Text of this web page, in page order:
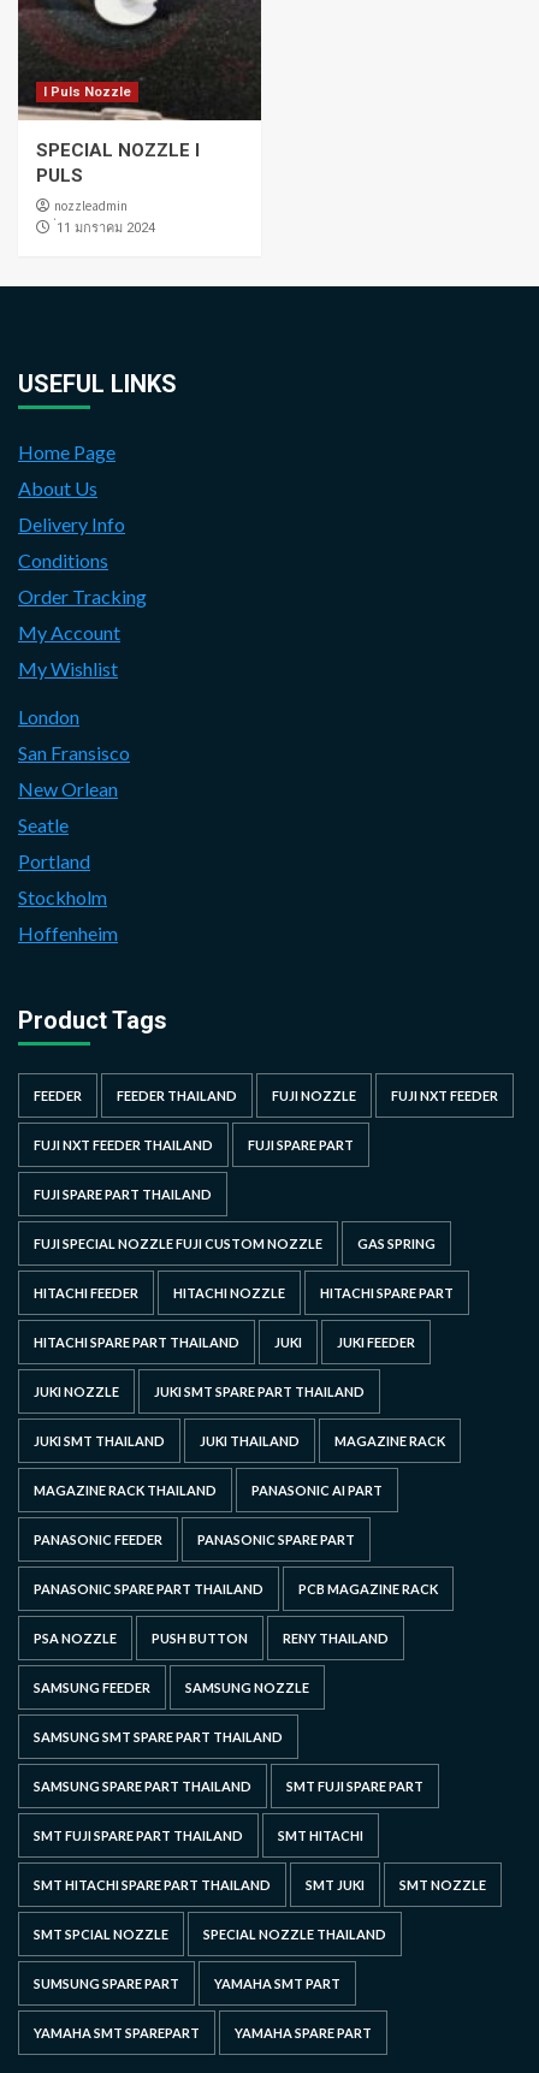
I Puls Nozzle
SPECIAL NOZZLE I
PULS
nozzleadmin
่11 มกราคม 2024
USEFUL LINKS
Home Page
About Us
Delivery Info
Conditions
Order Tracking
My Account
My Wishlist
London
San Fransisco
New Orlean
Seatle
Portland
Stockholm
Hoffenheim
Product Tags
FEEDER FEEDER THAILAND FUJI NOZZLE FUJI NXT FEEDER
FUJI NXT FEEDER THAILAND FUJI SPARE PART
FUJI SPARE PART THAILAND
FUJI SPECIAL NOZZLE FUJI CUSTOM NOZZLE GAS SPRING
HITACHI FEEDER HITACHI NOZZLE HITACHI SPARE PART
HITACHI SPARE PART THAILAND JUKI JUKI FEEDER
JUKI NOZZLE JUKI SMT SPARE PART THAILAND
JUKI SMT THAILAND JUKI THAILAND MAGAZINE RACK
MAGAZINE RACK THAILAND PANASONIC AI PART
PANASONIC FEEDER PANASONIC SPARE PART
PANASONIC SPARE PART THAILAND PCB MAGAZINE RACK
PSA NOZZLE PUSH BUTTON RENY THAILAND
SAMSUNG FEEDER SAMSUNG NOZZLE
SAMSUNG SMT SPARE PART THAILAND
SAMSUNG SPARE PART THAILAND SMT FUJI SPARE PART
SMT FUJI SPARE PART THAILAND SMT HITACHI
SMT HITACHI SPARE PART THAILAND SMT JUKI SMT NOZZLE
SMT SPCIAL NOZZLE SPECIAL NOZZLE THAILAND
SUMSUNG SPARE PART YAMAHA SMT PART
YAMAHA SMT SPAREPART YAMAHA SPARE PART